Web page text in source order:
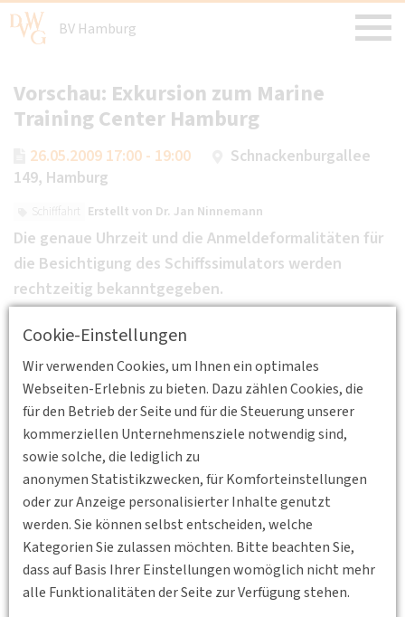
Cookie-Einstellungen
Wir verwenden Cookies, um Ihnen ein optimales
Webseiten-Erlebnis zu bieten. Dazu zählen Cookies, die
für den Betrieb der Seite und für die Steuerung unserer
kommerziellen Unternehmensziele notwendig sind,
sowie solche, die lediglich zu
anonymen Statistikzwecken, für Komforteinstellungen
oder zur Anzeige personalisierter Inhalte genutzt
werden. Sie können selbst entscheiden, welche
Kategorien Sie zulassen möchten. Bitte beachten Sie,
dass auf Basis Ihrer Einstellungen womöglich nicht mehr
alle Funktionalitäten der Seite zur Verfügung stehen.
BV Hamburg
Vorschau: Exkursion zum Marine
Training Center Hamburg
26.05.2009 17:00 - 19:00
Schnackenburgallee
149, Hamburg
Schifffahrt Erstellt von Dr. Jan Ninnemann
Die genaue Uhrzeit und die Anmeldeformalitäten für
die Besichtigung des Schiffssimulators werden
rechtzeitig bekanntgegeben.
Standort